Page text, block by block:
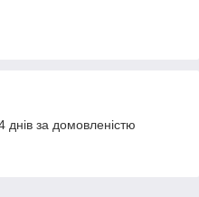
за домовленістю